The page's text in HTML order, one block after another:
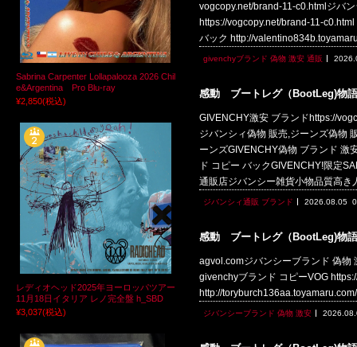
vogcopy.net/brand-11-c0.htmlジバ
https://vogcopy.net/brand-11-
バック http://
givenchyブランド 偽物 激安 通販
感動 ブートレグ（BootLeg)物語
GIVENCHY激安 ブランドhttps://
ジバンシィ偽物 販売,ジーンズ偽物
ーンズGIVENCHY偽物 ブランド 激
ド コピー バックGIVENCHY!限定
通販店ジバンシー雑貨小物品質高
ジバンシィ通販 ブランド 2026.08.05
感動 ブートレグ（BootLeg)物語
agvol.comジバンシーブランド 偽物
givenchyブランド コピーVOG
http://
ジバンシーブランド 偽物 激安
Sabrina Carpenter Lollapalooza 2026 Chil
e&Argentina Pro Blu-ray
¥2,850(税込)
レディオヘッド2025年ヨーロッパツアー
11月18日イタリア レノ完全盤 h_SBD
¥3,037(税込)